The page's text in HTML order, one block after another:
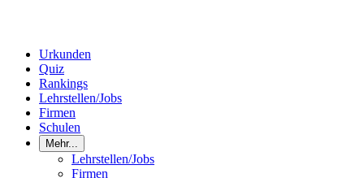
Urkunden
Quiz
Rankings
Lehrstellen/Jobs
Firmen
Schulen
Mehr...
Lehrstellen/Jobs
Firmen